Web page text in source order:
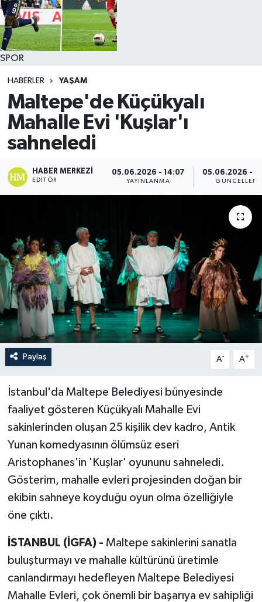
SPOR
HABERLER YAŞAM
Maltepe'de Küçükyalı
Mahalle Evi 'Kuşlar'ı
sahneledi
HABER MERKEZI
EDITÖR
05.06.2026 - 14:07
YAYINLANMA
05.06.2026 -
Paylaş A- A+
İstanbul'da Maltepe Belediyesi bünyesinde
faaliyet gösteren Küçükyalı Mahalle Evi
sakinlerinden oluşan 25 kişilik dev kadro, Antik
Yunan komedyasının ölümsüz eseri
Aristophanes'in 'Kuşlar' oyununu sahneledi.
Gösterim, mahalle evleri projesinden doğan bir
ekibin sahneye koyduğu oyun olma özelliğiyle
öne çıktı.
İSTANBUL (İGFA) - Maltepe sakinlerini sanatla
buluşturmayı ve mahalle kültürünü üretimle
canlandırmayı hedefleyen Maltepe Belediyesi
Mahalle Evleri, çok önemli bir başarıya ev sahipliği